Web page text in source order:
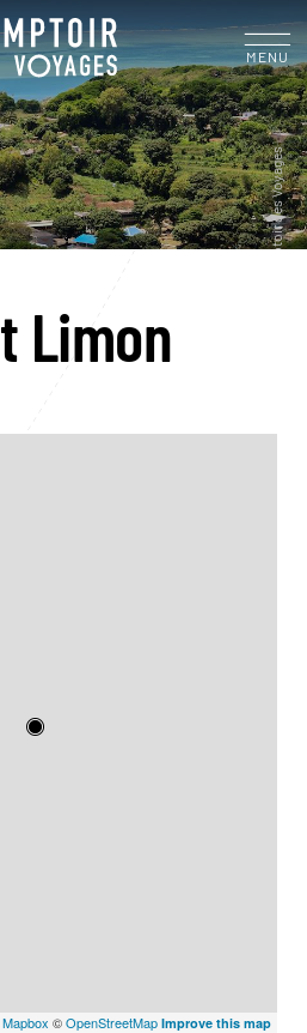
MENU
Limon
Mapbox ©OpenStreetMap Improve this map